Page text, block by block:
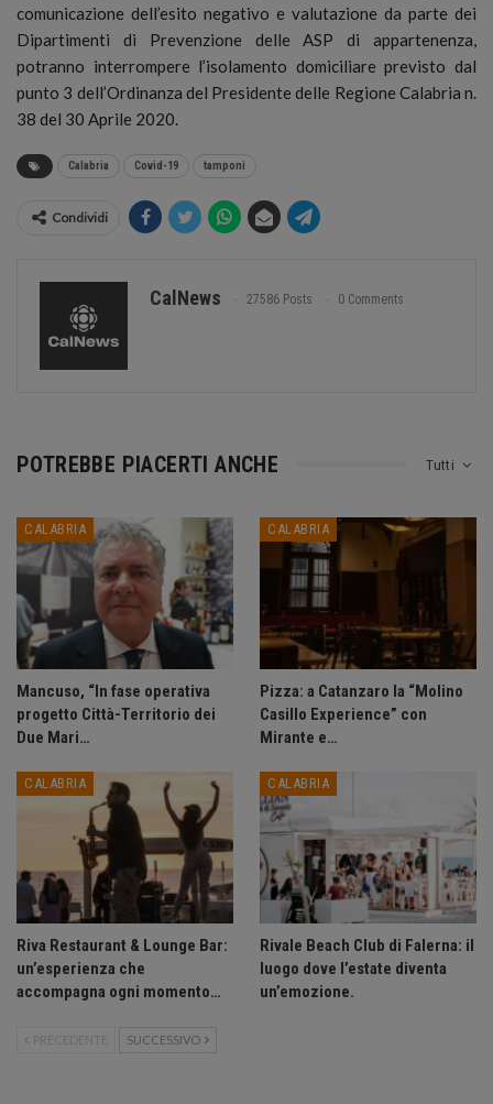
comunicazione dell’esito negativo e valutazione da parte dei
Dipartimenti di Prevenzione delle ASP di appartenenza,
potranno interrompere l’isolamento domiciliare previsto dal
punto 3 dell’Ordinanza del Presidente delle Regione Calabria n.
38 del 30 Aprile 2020.
Calabria Covid-19 tamponi
Condividi
CalNews 27586 Posts 0 Comments
Tutti
POTREBBE PIACERTI ANCHE
CALABRIA
Mancuso, “In fase operativa
progetto Città-Territorio dei
Due Mari…
CALABRIA
Pizza: a Catanzaro la “Molino
Casillo Experience” con
Mirante e…
CALABRIA
Riva Restaurant & Lounge Bar:
un’esperienza che
accompagna ogni momento…
CALABRIA
Rivale Beach Club di Falerna: il
luogo dove l’estate diventa
un’emozione.
PRECEDENTE SUCCESSIVO